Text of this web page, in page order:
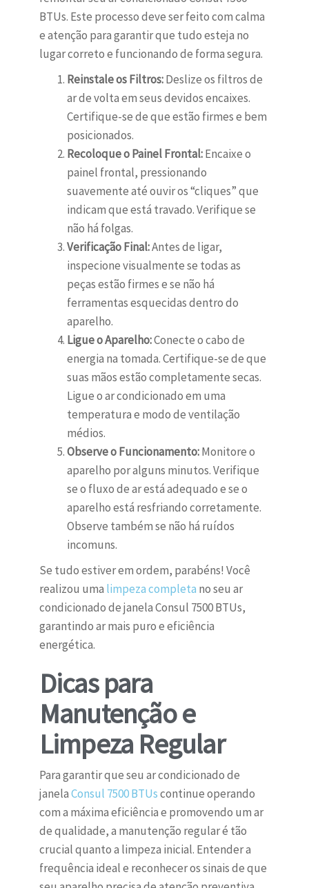
BTUs. Este processo deve ser feito com calma
e atenção para garantir que tudo esteja no
lugar correto e funcionando de forma segura.
Reinstale os Filtros:Deslize os filtros de
ar de volta em seus devidos encaixes.
Certifique-se de que estão firmes e bem
posicionados.
Recoloque o Painel Frontal:Encaixe o
painel frontal, pressionando
suavemente até ouvir os “cliques” que
indicam que está travado. Verifique se
não há folgas.
Verificação Final:Antes de ligar,
inspecione visualmente se todas as
peças estão firmes e se não há
ferramentas esquecidas dentro do
aparelho.
Ligue o Aparelho:Conecte o cabo de
energia na tomada. Certifique-se de que
suas mãos estão completamente secas.
Ligue o ar condicionado em uma
temperatura e modo de ventilação
médios.
Observe o Funcionamento:Monitore o
aparelho por alguns minutos. Verifique
se o fluxo de ar está adequado e se o
aparelho está resfriando corretamente.
Observe também se não há ruídos
incomuns.
Se tudo estiver em ordem, parabéns! Você
realizou uma limpeza completa no seu ar
condicionado de janela Consul 7500 BTUs,
garantindo ar mais puro e eficiência
energética.
Dicas para
Manutenção e
Limpeza Regular
Para garantir que seu ar condicionado de
janelaConsul 7500 BTUscontinue operando
com a máxima eficiência e promovendo um ar
de qualidade, a manutenção regular é tão
crucial quanto a limpeza inicial. Entender a
frequência ideal e reconhecer os sinais de que